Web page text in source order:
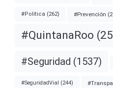
#Política (262) #Prevención
#QuintanaRoo
#Seguridad (1537)
#SeguridadVial (244)